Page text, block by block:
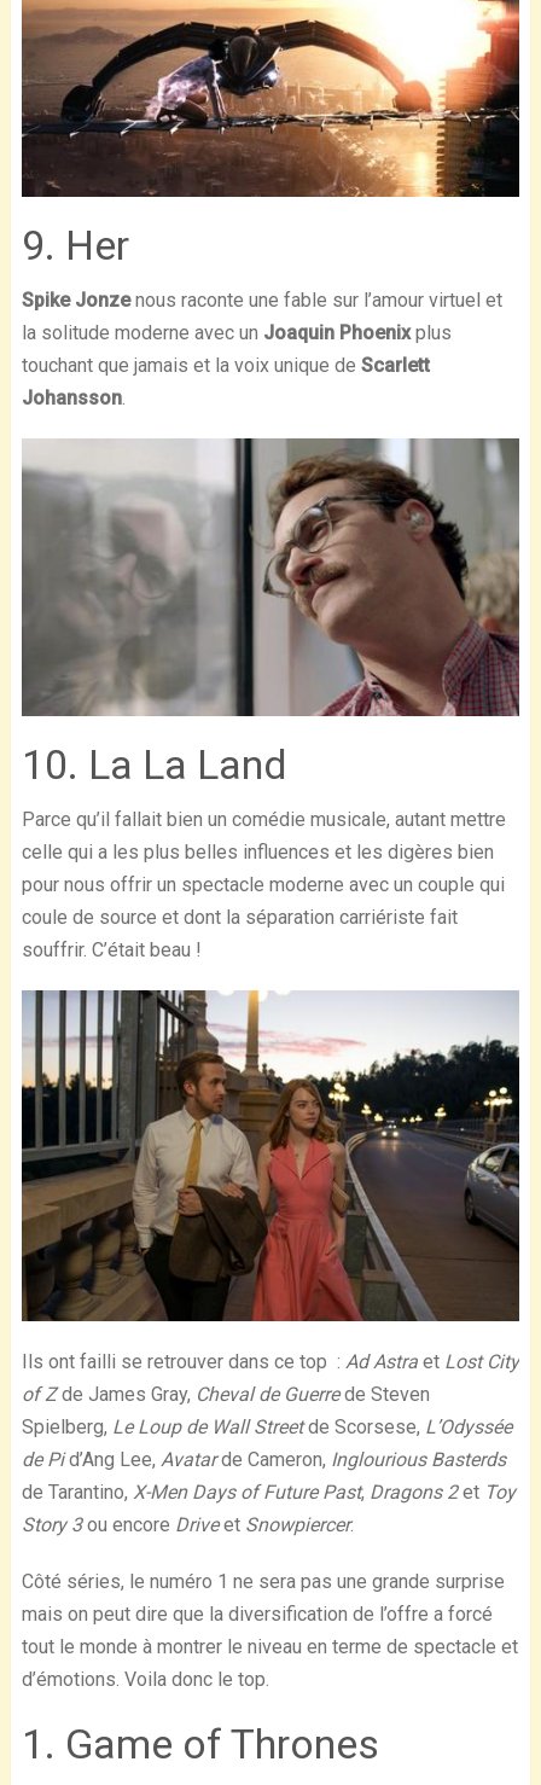
9. Her
Spike Jonzenous raconte une fable sur l’amour virtuel et
la solitude moderne avec un Joaquin Phoenixplus
touchant que jamais et la voix unique de Scarlett
Johansson.
10. La La Land
Parce qu’il fallait bien un comédie musicale, autant mettre
celle qui a les plus belles influences et les digères bien
pour nous offrir un spectacle moderne avec un couple qui
coule de source et dont la séparation carriériste fait
souffrir. C’était beau !
Ils ont failli se retrouver dans ce top : Ad Astraet Lost City
of Zde James Gray, Cheval de Guerrede Steven
Spielberg, Le Loup de Wall Streetde Scorsese, L’Odyssée
de Pid’Ang Lee, Avatarde Cameron, Inglourious Basterds
de Tarantino, X-Men Days of Future Past, Dragons 2et Toy
Story 3ou encore Driveet Snowpiercer.
Côté séries, le numéro 1 ne sera pas une grande surprise
mais on peut dire que la diversification de l’offre a forcé
tout le monde à montrer le niveau en terme de spectacle et
d’émotions. Voila donc le top.
1. Game of Thrones